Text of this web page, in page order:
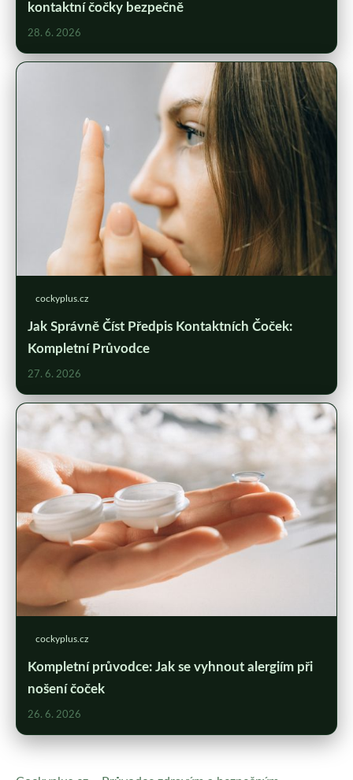
kontaktní čočky bezpečně
28. 6. 2026
cockyplus.cz
Jak Správně Číst Předpis Kontaktních Čoček:
Kompletní Průvodce
27. 6. 2026
cockyplus.cz
Kompletní průvodce: Jak se vyhnout alergiím při
nošení čoček
26. 6. 2026